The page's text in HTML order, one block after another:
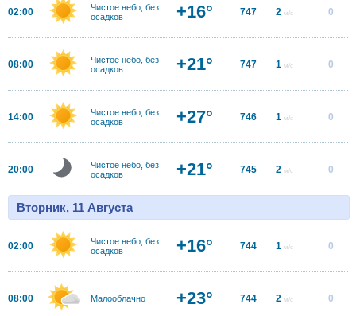
02:00
Чистое небо, без
осадков
+16° 747 2 м/с 0
08:00
Чистое небо, без
осадков
+21° 747 1 м/с 0
14:00
Чистое небо, без
осадков
+27° 746 1 м/с 0
20:00
Чистое небо, без
осадков
+21° 745 2 м/с 0
Вторник, 11 Августа
02:00
Чистое небо, без
осадков
+16° 744 1 м/с 0
08:00 Малооблачно +23° 744 2 м/с 0